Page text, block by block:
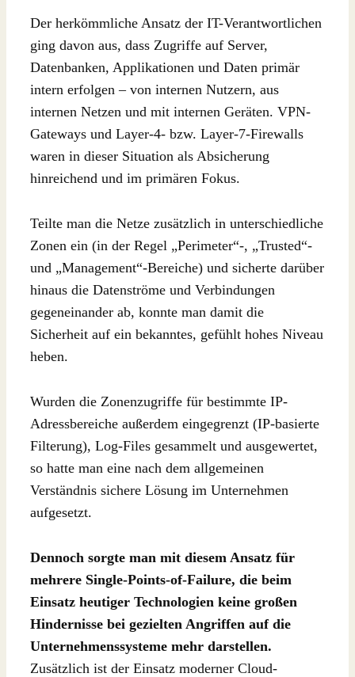
Der herkömmliche Ansatz der IT-Verantwortlichen
ging davon aus, dass Zugriffe auf Server,
Datenbanken, Applikationen und Daten primär
intern erfolgen – von internen Nutzern, aus
internen Netzen und mit internen Geräten. VPN-
Gateways und Layer-4- bzw. Layer-7-Firewalls
waren in dieser Situation als Absicherung
hinreichend und im primären Fokus.
Teilte man die Netze zusätzlich in unterschiedliche
Zonen ein (in der Regel „Perimeter“-, „Trusted“-
und „Management“-Bereiche) und sicherte darüber
hinaus die Datenströme und Verbindungen
gegeneinander ab, konnte man damit die
Sicherheit auf ein bekanntes, gefühlt hohes Niveau
heben.
Wurden die Zonenzugriffe für bestimmte IP-
Adressbereiche außerdem eingegrenzt (IP-basierte
Filterung), Log-Files gesammelt und ausgewertet,
so hatte man eine nach dem allgemeinen
Verständnis sichere Lösung im Unternehmen
aufgesetzt.
Dennoch sorgte man mit diesem Ansatz für
mehrere Single-Points-of-Failure, die beim
Einsatz heutiger Technologien keine großen
Hindernisse bei gezielten Angriffen auf die
Unternehmenssysteme mehr darstellen.
Zusätzlich ist der Einsatz moderner Cloud-